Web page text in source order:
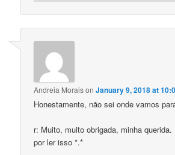
Andreia MoraisonJanuary 9, 2018 at
Honestamente, não sei onde vamos
r: Muito, muito obrigada, minha
por ler isso *.*